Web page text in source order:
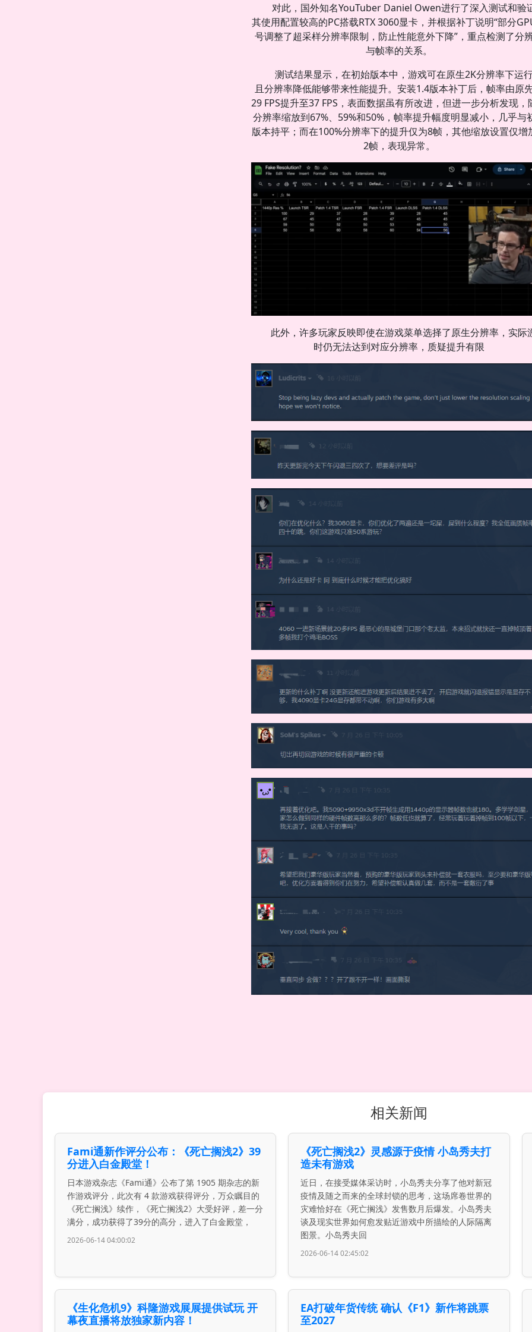
对此，国外知名YouTuber Daniel Owen进行了深入测试和验
其使用配置较高的PC搭载RTX 3060显卡，并根据补丁说明“部分
号调整了超采样分辨率限制，防止性能意外下降”，重点检测了分
与帧率的关系。
测试结果显示，在初始版本中，游戏可在原生2K分辨率下运
且分辨率降低能够带来性能提升。安装1.4版本补丁后，帧率由原
29 FPS提升至37 FPS，表面数据虽有所改进，但进一步分析发现，
分辨率缩放到67%、59%和50%，帧率提升幅度明显减小，几乎与
版本持平；而在100%分辨率下的提升仅为8帧，其他缩放设置仅增
2帧，表现异常。
此外，许多玩家反映即使在游戏菜单选择了原生分辨率，实际
时仍无法达到对应分辨率，质疑提升有限
相关新闻
Fami通新作评分公布：《死亡搁浅2》39
分进入白金殿堂！
日本游戏杂志《Fami通》公布了第 1905 期杂志的新
作游戏评分，此次有 4 款游戏获得评分，万众瞩目的
《死亡搁浅》续作，《死亡搁浅2》大受好评，差一分
满分，成功获得了39分的高分，进入了白金殿堂，
2026-06-14 04:00:02
《死亡搁浅2》灵感源于疫情 小岛秀夫打
造未有游戏
近日，在接受媒体采访时，小岛秀夫分享了他对新冠
疫情及随之而来的全球封锁的思考，这场席卷世界的
灾难恰好在《死亡搁浅》发售数月后爆发。小岛秀夫
谈及现实世界如何愈发贴近游戏中所描绘的人际隔离
图景。小岛秀夫回
2026-06-14 02:45:02
《生化危机9》科隆游戏展展提供试玩 开
幕夜直播将放独家新内容！
EA打破年货传统 确认《F1》新作将跳票
至2027